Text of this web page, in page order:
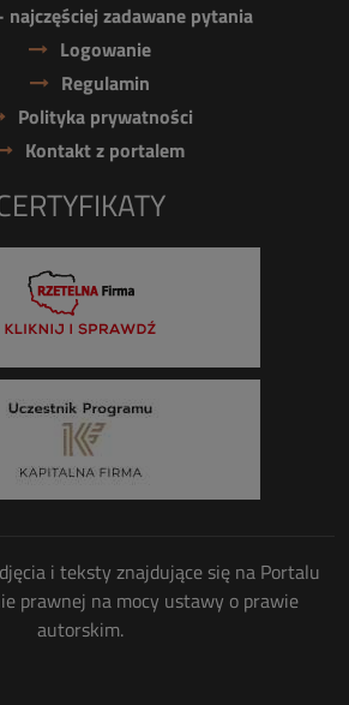
najczęściej zadawane pytania
Logowanie
Regulamin
Polityka prywatności
Kontakt z portalem
i teksty znajdujące się na Portalu
prawnej na mocy ustawy o prawie
autorskim.